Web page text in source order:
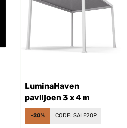
LuminaHaven
paviljoen 3 x 4 m
-20% CODE: SALE20P